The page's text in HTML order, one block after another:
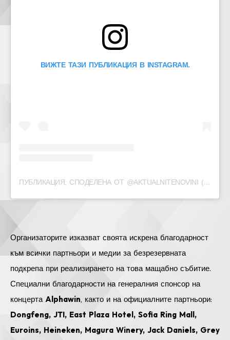
ВИЖТЕ ТАЗИ ПУБЛИКАЦИЯ В INSTAGRAM.
ПУБЛИКАЦИЯ, СПОДЕЛЕНА ОТ @AKTUALNITENOVINI (@AKTUALNITE_NOVINI)
Организаторите изказват своята искрена благодарност
към всички партньори и медии за безрезервната
подкрепа при реализирането на това мащабно събитие.
Специални благодарности на генералния спонсор на
концерта Alphawin, както и на официалните партньори:
Dongfeng, JTI, East Plaza Hotel, Sofia Ring Mall,
Euroins, Heineken, Magura Winery, Jack Daniels, Grey